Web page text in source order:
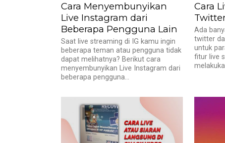
Cara Menyembunyikan
Live Instagram dari
Beberapa Pengguna Lain
Saat live streaming di IG kamu ingin
beberapa teman atau pengguna tidak
dapat melihatnya? Berikut cara
menyembunyikan Live Instagram dari
beberapa pengguna...
Cara
Ada
twitter
untuk
fitur live